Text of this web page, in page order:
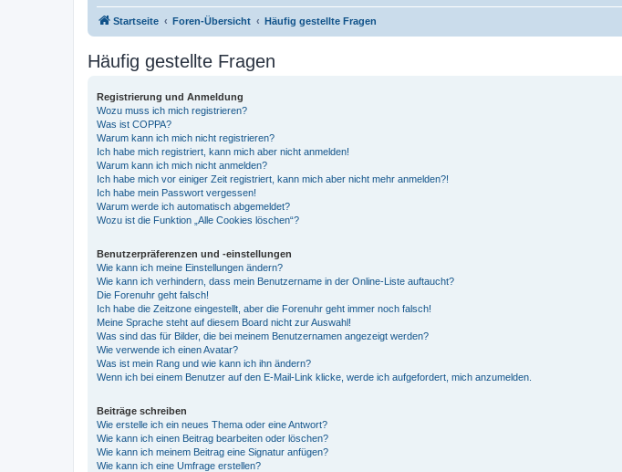
Startseite Foren-Übersicht Häufig gestellte Fragen
Häufig gestellte Fragen
Registrierung und Anmeldung
Wozu muss ich mich registrieren?
Was ist COPPA?
Warum kann ich mich nicht registrieren?
Ich habe mich registriert, kann mich aber nicht anmelden!
Warum kann ich mich nicht anmelden?
Ich habe mich vor einiger Zeit registriert, kann mich aber nicht mehr anmelden?!
Ich habe mein Passwort vergessen!
Warum werde ich automatisch abgemeldet?
Wozu ist die Funktion „Alle Cookies löschen“?
Benutzerpräferenzen und -einstellungen
Wie kann ich meine Einstellungen ändern?
Wie kann ich verhindern, dass mein Benutzername in der Online-Liste auftaucht?
Die Forenuhr geht falsch!
Ich habe die Zeitzone eingestellt, aber die Forenuhr geht immer noch falsch!
Meine Sprache steht auf diesem Board nicht zur Auswahl!
Was sind das für Bilder, die bei meinem Benutzernamen angezeigt werden?
Wie verwende ich einen Avatar?
Was ist mein Rang und wie kann ich ihn ändern?
Wenn ich bei einem Benutzer auf den E-Mail-Link klicke, werde ich aufgefordert, mich anzumelden.
Beiträge schreiben
Wie erstelle ich ein neues Thema oder eine Antwort?
Wie kann ich einen Beitrag bearbeiten oder löschen?
Wie kann ich meinem Beitrag eine Signatur anfügen?
Wie kann ich eine Umfrage erstellen?